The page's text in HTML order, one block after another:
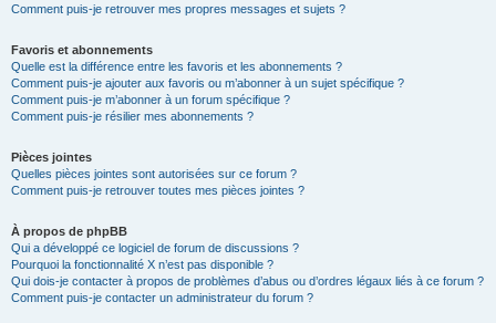
Comment puis-je retrouver mes propres messages et sujets ?
Favoris et abonnements
Quelle est la différence entre les favoris et les abonnements ?
Comment puis-je ajouter aux favoris ou m’abonner à un sujet spécifique ?
Comment puis-je m’abonner à un forum spécifique ?
Comment puis-je résilier mes abonnements ?
Pièces jointes
Quelles pièces jointes sont autorisées sur ce forum ?
Comment puis-je retrouver toutes mes pièces jointes ?
À propos de phpBB
Qui a développé ce logiciel de forum de discussions ?
Pourquoi la fonctionnalité X n’est pas disponible ?
Qui dois-je contacter à propos de problèmes d’abus ou d’ordres légaux liés à ce forum ?
Comment puis-je contacter un administrateur du forum ?